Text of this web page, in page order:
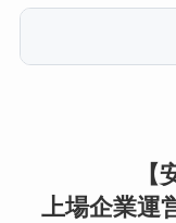
【
上場企業運